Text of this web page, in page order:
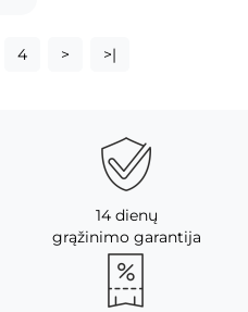
4 > >|
14 dienų
grąžinimo garantija